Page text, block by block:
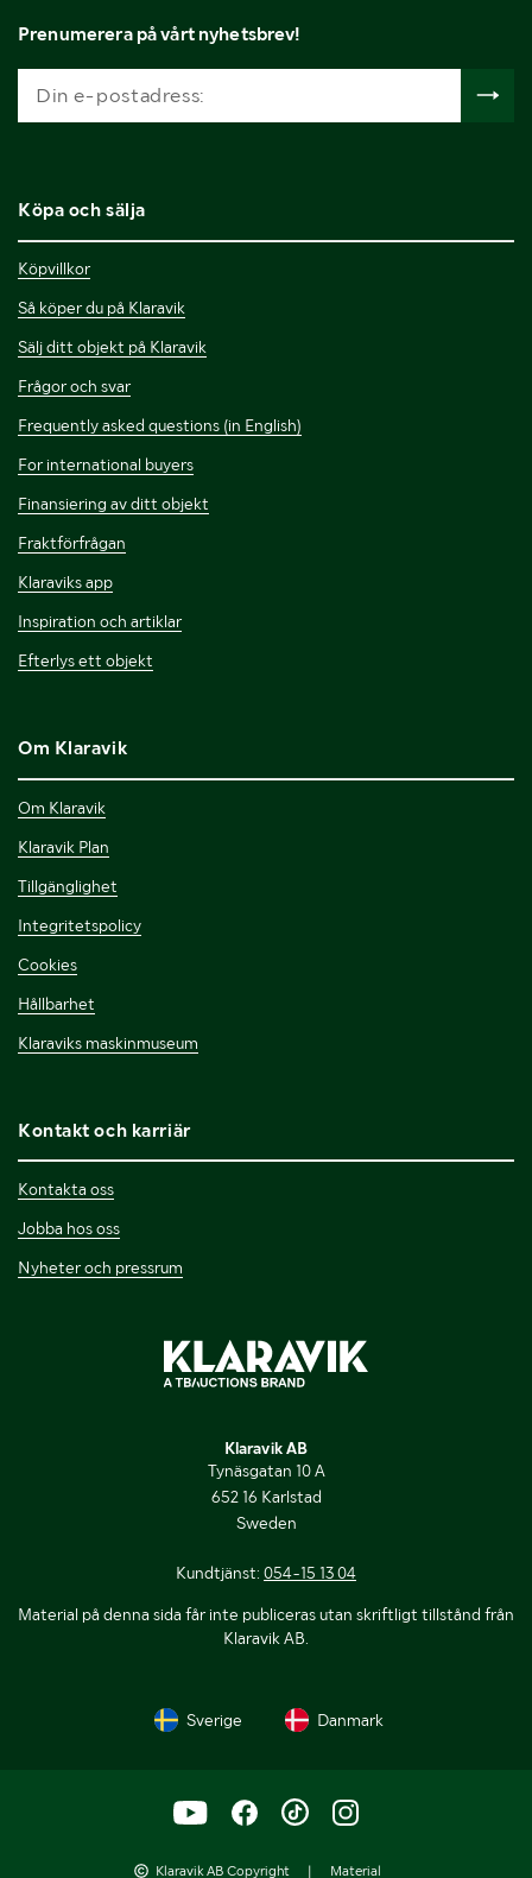
Prenumerera på vårt nyhetsbrev!
Köpa och sälja
Köpvillkor
Så köper du på Klaravik
Sälj ditt objekt på Klaravik
Frågor och svar
Frequently asked questions (in English)
For international buyers
Finansiering av ditt objekt
Fraktförfrågan
Klaraviks app
Inspiration och artiklar
Efterlys ett objekt
Om Klaravik
Om Klaravik
Klaravik Plan
Tillgänglighet
Integritetspolicy
Cookies
Hållbarhet
Klaraviks maskinmuseum
Kontakt och karriär
Kontakta oss
Jobba hos oss
Nyheter och pressrum
Klaravik AB
Tynäsgatan 10 A
652 16 Karlstad
Sweden
Kundtjänst: 054-15 13 04
Material på denna sida får inte publiceras utan skriftligt tillstånd från
Klaravik AB.
Sverige Danmark
Klaravik AB Copyright | Material